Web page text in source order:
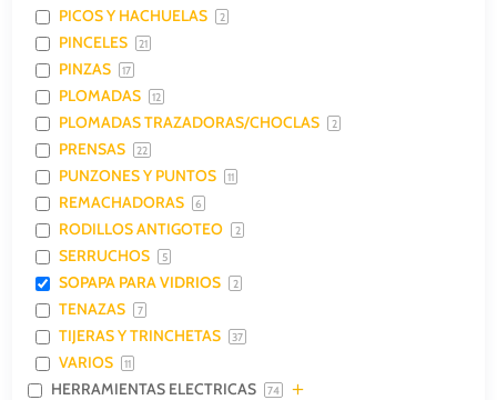
PICOS Y HACHUELAS 2
PINCELES 21
PINZAS 17
PLOMADAS 12
PLOMADAS TRAZADORAS/CHOCLAS 2
PRENSAS 22
PUNZONES Y PUNTOS 11
REMACHADORAS 6
RODILLOS ANTIGOTEO 2
SERRUCHOS 5
SOPAPA PARA VIDRIOS 2
TENAZAS 7
TIJERAS Y TRINCHETAS 37
VARIOS 11
HERRAMIENTAS ELECTRICAS 74